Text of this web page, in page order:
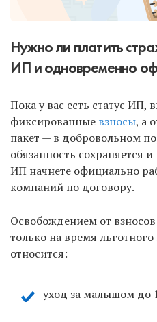
Нужно ли платить
ИП и одновременно
Пока у вас есть статус ИП,
фиксированные взносы, а
пакет — в добровольном
обязанность сохраняется
ИП начнете официально
компаний по договору.
Освобождением от
только на время
относится:
уход за малышом до